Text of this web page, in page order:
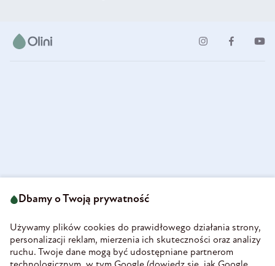
58-160 Świebodzice
REGON 890213034
INFORMACJE
Dbamy o Twoją prywatność
Używamy plików cookies do prawidłowego działania strony,
personalizacji reklam, mierzenia ich skuteczności oraz analizy
ruchu. Twoje dane mogą być udostępniane partnerom